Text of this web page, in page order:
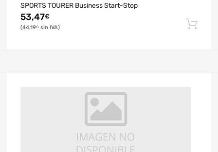
SPORTS TOURER Business Start-Stop
53,47€
44,19€